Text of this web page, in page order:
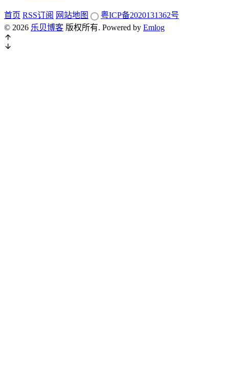
首页 RSS订阅 网站地图
粤ICP备2020131362号
© 2026 乐贝博客 版权所有. Powered by Emlog